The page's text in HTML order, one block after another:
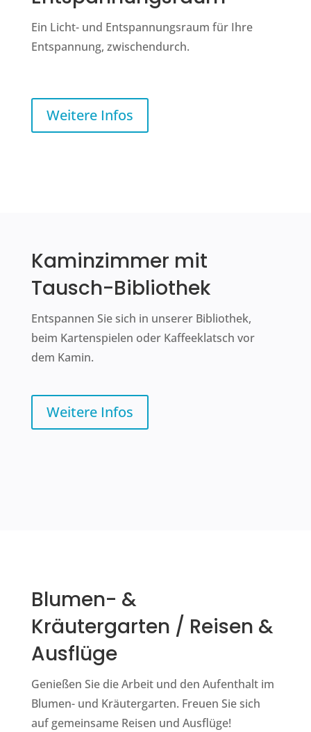
Ein Licht- und Entspannungsraum für Ihre
Entspannung, zwischendurch.
Weitere Infos
Kaminzimmer mit
Tausch-Bibliothek
Entspannen Sie sich in unserer Bibliothek,
beim Kartenspielen oder Kaffeeklatsch vor
dem Kamin.
Weitere Infos
Blumen- &
Kräutergarten / Reisen &
Ausflüge
Genießen Sie die Arbeit und den Aufenthalt im
Blumen- und Kräutergarten. Freuen Sie sich
auf gemeinsame Reisen und Ausflüge!